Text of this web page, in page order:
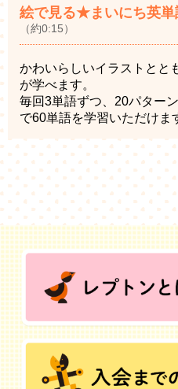
絵で見る★まいにち英単
（約0:15）
かわいらしいイラストとと
が学べます。
毎回3単語ずつ、20パター
で60単語を学習いただけま